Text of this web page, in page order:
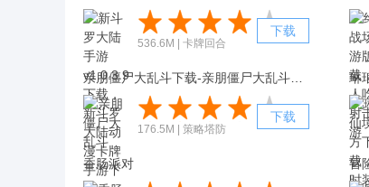
536.6M | 卡牌回合
下载
176.5M | 策略塔防
下载
琳
香肠派对 冒